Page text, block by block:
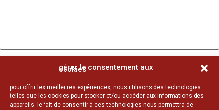
gérer le consentement aux
cookies
pour offrir les meilleures expériences, nous utilisons des technologies
telles que les cookies pour stocker et/ou accéder aux informations des
appareils. le fait de consentir à ces technologies nous permettra de
e-mail*